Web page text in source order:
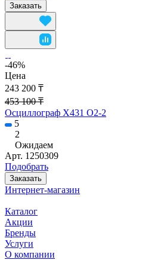
Заказать
-46%
Цена
243 200 ₸
453 100 ₸
Осциллограф X431 O2-2
5
2
Ожидаем
Арт. 1250309
Подобрать
Заказать
Интернет-магазин
Каталог
Акции
Бренды
Услуги
О компании